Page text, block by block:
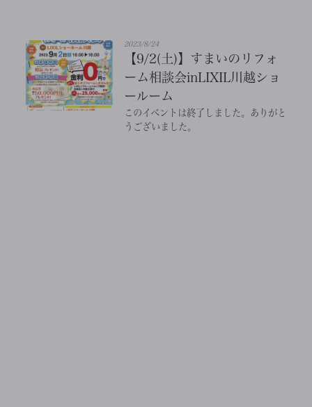
2023/8/24
【9/2(土)】すまいのリフォ
ーム相談会inLIXIL川越ショ
ールーム
このイベントは終了しました。ありがと
うございました。